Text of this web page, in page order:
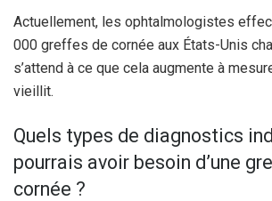
Actuellement, les ophtalmologistes
000 greffes de cornée aux États-Unis
s’attend à ce que cela augmente à
vieillit.
Quels types de diagnostics
pourrais avoir besoin d’une
cornée ?